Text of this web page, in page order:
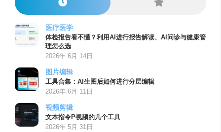
医疗医学
体检报告看不懂？利用AI进行报告解读、AI问诊与健康管
理怎么选
2026年 6月 14日
图片编辑
工具合集：AI生图后如何进行分层编辑
2026年 6月 11日
视频剪辑
文本指令P视频的几个工具
2026年 5月 31日